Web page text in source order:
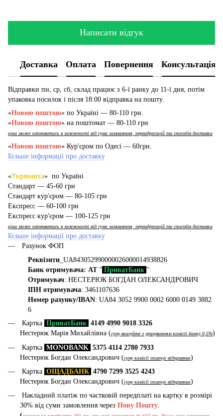
Написати відгук
Доставка Оплата Повернення Консультація
Відправки пн, ср, сб, склад працює з 6-ї ранку до 11-ї дня, потім
упаковка посилок і після 18:00 відправка на пошту.
«Новою поштою» по Україні — 80-110 грн.
«Новою поштою» на поштомат — 80-110 грн.
ціна може змінюватись в залежності від суми замовлення, переадресацій та способів доставки
«Новою поштою» Кур'єром по Одесі — 60грн.
Більше інформації про доставку
«Укрпошта» по Україні
Стандарт — 45-60 грн
Стандарт кур'єром — 80-105 грн
Експресс — 60-100 грн
Експресс кур'єром — 100-125 грн
ціна може змінюватись в залежності від суми замовлення, переадресацій та способів доставки
Більше інформації про доставку
Рахунок ФОП
Реквізити _UA843052990000026000014938826
Банк отримувача: АТ" ПриватБанк "
Отримувач: НЕСТЕРЮК БОГДАН ОЛЕКСАНДРОВИЧ
ІПН отримувача: 3461107636
Номер рахунку/IBAN: UA84 3052 9900 0002 6000 0149 3882
6
Картка ПриватБанк 4149 4990 9018 3326
Нестерюк Марія Михайлівна (суму вказуйте з урахуванням комісії банку 0,5%)
Картка MONOBANK 5375 4114 2780 7933
Нестерюк Богдан Олександрович (суму комісії оплачує відправник)
Картка ОЩАДБАНК 4790 7299 3525 4243
Нестерюк Богдан Олександрович (суму комісії оплачує відправник)
Накладний платіж по частковій передплаті на картку в розмірі
30% від суми замовлення через Нову Пошту.